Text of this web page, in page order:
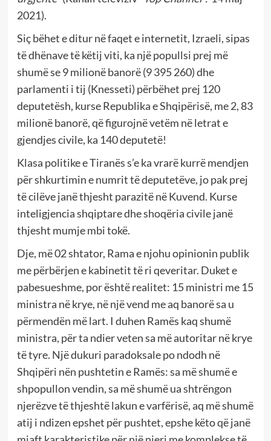
2021).
Siç bëhet e ditur në faqet e internetit, Izraeli, sipas
të dhënave të këtij viti, ka një popullsi prej më
shumë se 9 milionë banorë (9 395 260) dhe
parlamenti i tij (Knesseti) përbëhet prej 120
deputetësh, kurse Republika e Shqipërisë, me 2, 83
milionë banorë, që figurojnë vetëm në letrat e
gjendjes civile, ka 140 deputetë!
Klasa politike e Tiranës s’e ka vrarë kurrë mendjen
për shkurtimin e numrit të deputetëve, jo pak prej
të cilëve janë thjesht parazitë në Kuvend. Kurse
inteligjencia shqiptare dhe shoqëria civile janë
thjesht mumje mbi tokë.
Dje, më 02 shtator, Rama e njohu opinionin publik
me përbërjen e kabinetit të ri qeveritar. Duket e
pabesueshme, por është realitet: 15 ministri me 15
ministra në krye, në një vend me aq banorë sa u
përmendën më lart. I duhen Ramës kaq shumë
ministra, për ta ndier veten sa më autoritar në krye
të tyre. Një dukuri paradoksale po ndodh në
Shqipëri nën pushtetin e Ramës: sa më shumë e
shpopullon vendin, sa më shumë ua shtrëngon
njerëzve të thjeshtë lakun e varfërisë, aq më shumë
atij i ndizen epshet për pushtet, epshe këto që janë